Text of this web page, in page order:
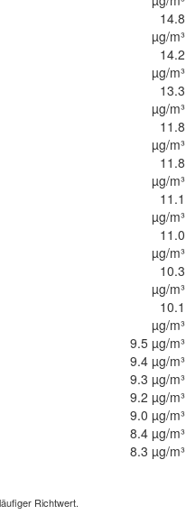
14.8
µg/m³
14.2
µg/m³
13.3
µg/m³
11.8
µg/m³
11.8
µg/m³
11.1
µg/m³
11.0
µg/m³
10.3
µg/m³
10.1
µg/m³
9.5 µg/m³
9.4 µg/m³
9.3 µg/m³
9.2 µg/m³
9.0 µg/m³
8.4 µg/m³
8.3 µg/m³
Richtwert.